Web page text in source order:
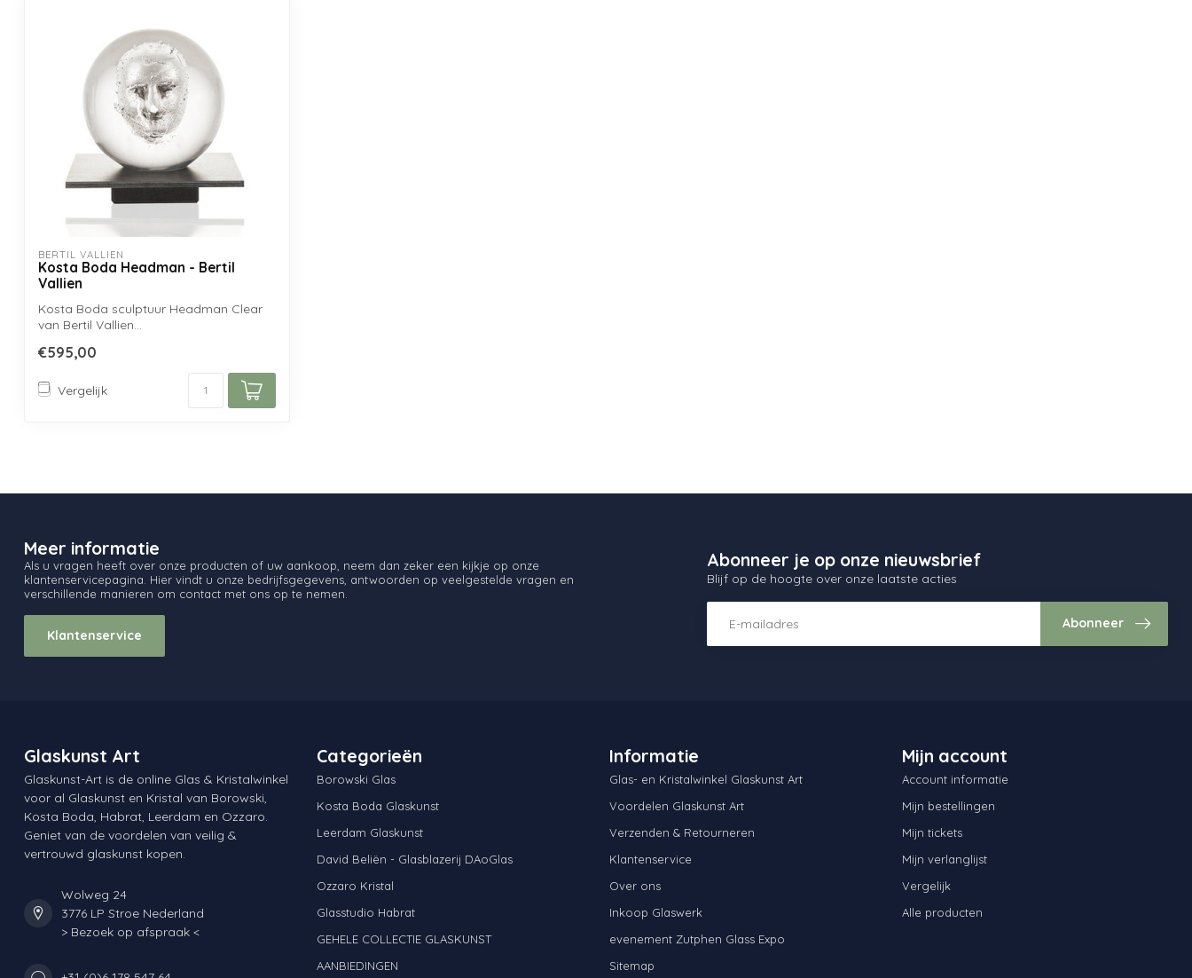
BERTIL VALLIEN
Kosta Boda Headman - Bertil
Vallien
Kosta Boda sculptuur Headman Clear
van Bertil Vallien...
€595,00
Vergelijk
Meer informatie
Als u vragen heeft over onze producten of uw aankoop, neem dan zeker een kijkje op onze
klantenservicepagina. Hier vindt u onze bedrijfsgegevens, antwoorden op veelgestelde vragen en
verschillende manieren om contact met ons op te nemen.
Klantenservice
Abonneer je op onze nieuwsbrief
Blijf op de hoogte over onze laatste acties
Abonneer
Glaskunst Art
Glaskunst-Art is de online Glas & Kristalwinkel
voor al Glaskunst en Kristal van Borowski,
Kosta Boda, Habrat, Leerdam en Ozzaro.
Geniet van de voordelen van veilig &
vertrouwd glaskunst kopen.
Wolweg 24
3776 LP Stroe Nederland
> Bezoek op afspraak <
Categorieën
Borowski Glas
Kosta Boda Glaskunst
Leerdam Glaskunst
David Beliën - Glasblazerij DAoGlas
Ozzaro Kristal
Glasstudio Habrat
GEHELE COLLECTIE GLASKUNST
AANBIEDINGEN
Informatie
Glas- en Kristalwinkel Glaskunst Art
Voordelen Glaskunst Art
Verzenden & Retourneren
Klantenservice
Over ons
Inkoop Glaswerk
evenement Zutphen Glass Expo
Sitemap
Mijn account
Account informatie
Mijn bestellingen
Mijn tickets
Mijn verlanglijst
Vergelijk
Alle producten